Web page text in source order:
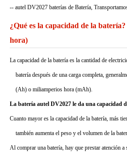
-- autel DV2027 baterías de Batería,
¿Qué es la capacidad de la
hora)
La capacidad de la batería es la cantidad de
batería después de una carga completa,
(Ah) o miliamperios hora (mAh).
La batería autel DV2027 le da una capacidad
Cuanto mayor es la capacidad de la batería, más
también aumenta el peso y el volumen de la
Al comprar una batería, hay que prestar atención a